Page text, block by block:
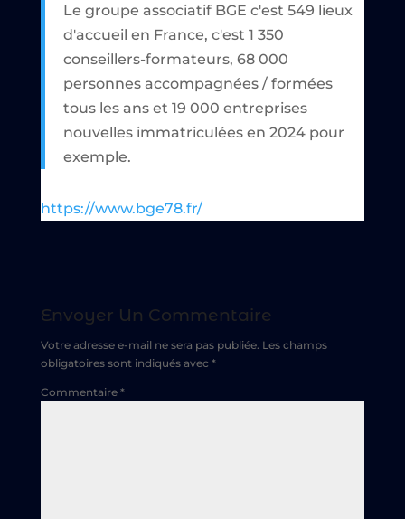
Le groupe associatif BGE c'est 549 lieux
d'accueil en France, c'est 1 350
conseillers-formateurs, 68 000
personnes accompagnées / formées
tous les ans et 19 000 entreprises
nouvelles immatriculées en 2024 pour
exemple.
https://www.bge78.fr/
Envoyer Un Commentaire
Votre adresse e-mail ne sera pas publiée. Les champs
obligatoires sont indiqués avec *
Commentaire *